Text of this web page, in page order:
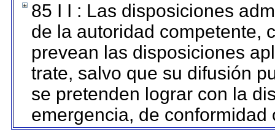
85 I I : Las disposiciones
de la autoridad competente,
prevean las disposiciones
trate, salvo que su difusión
se pretenden lograr con la
emergencia, de